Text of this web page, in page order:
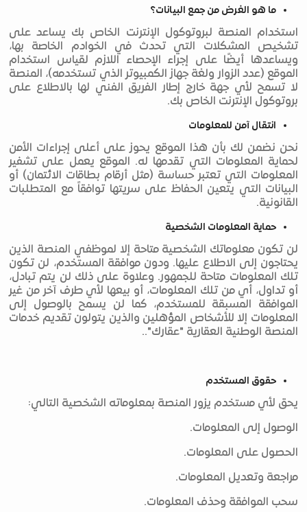
ما هو الغرض من جمع البيانات؟
استخدام المنصة لبروتوكول الإنترنت الخاص بك يساعد على
تشخيص المشكلات التي تحدث في الخوادم الخاصة بها،
ويساعدها أيضًا على إجراء الإحصاء اللازم لقياس استخدام
الموقع (عدد الزوار ولغة جهاز الكمبيوتر الذي تستخدمه)، المنصة
لا تسمح لأي جهة خارج إطار الفريق الفني لها بالاطلاع على
بروتوكول الإنترنت الخاص بك.
انتقال آمن للمعلومات
نحن نضمن لك بأن هذا الموقع يحوز على أعلى إجراءات الأمن
لحماية المعلومات التي تقدمها له. الموقع يعمل على تشفير
المعلومات التي تعتبر حساسة (مثل أرقام بطاقات الائتمان) أو
البيانات التي يتعين الحفاظ على سريتها توافقاً مع المتطلبات
القانونية.
حماية المعلومات الشخصية
لن تكون معلوماتك الشخصية متاحة إلا لموظفي المنصة الذين
يحتاجون إلى الاطلاع عليها. ودون موافقة المستخدم، لن تكون
تلك المعلومات متاحة للجمهور. وعلاوة على ذلك لن يتم تبادل،
أو تداول، أي من تلك المعلومات، أو بيعها لأي طرف آخر من غير
الموافقة المسبقة للمستخدم، كما لن يسمح بالوصول إلى
المعلومات إلا للأشخاص المؤهلين والذين يتولون تقديم خدمات
المنصة الوطنية العقارية "عقارك"..
حقوق المستخدم
يحق لأي مستخدم يزور المنصة بمعلوماته الشخصية التالي:
الوصول إلى المعلومات.
الحصول على المعلومات.
مراجعة وتعديل المعلومات.
سحب الموافقة وحذف المعلومات.